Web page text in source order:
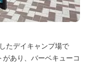
たデイキャンプ場で
あり、バーベキューコ